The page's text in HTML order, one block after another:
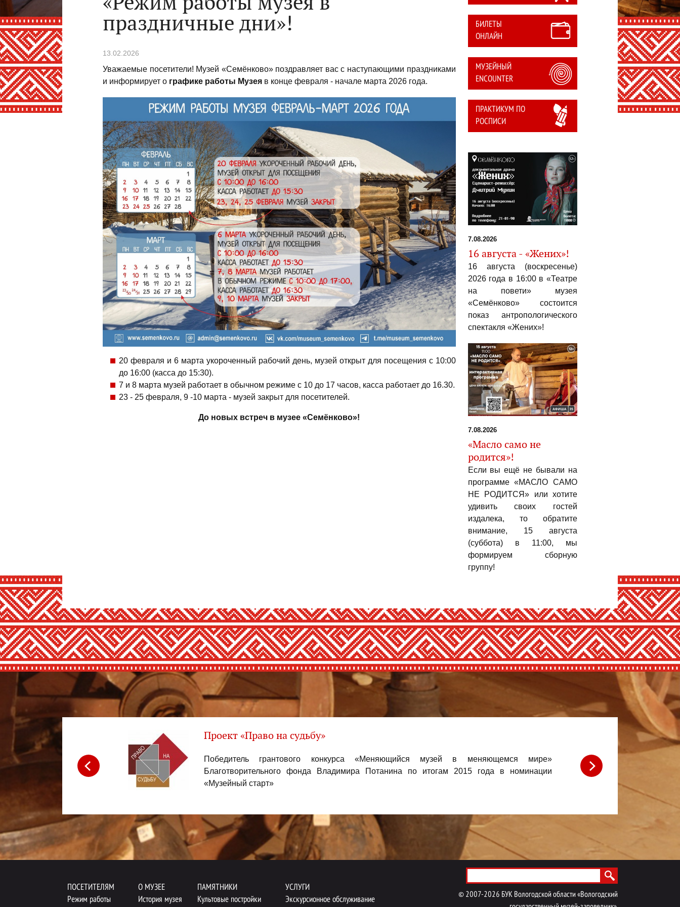
праздничные дни»!
13.02.2026
Уважаемые посетители! Музей «Семёнково» поздравляет вас с наступающими праздниками
и информирует о графике работы Музея в конце февраля - начале марта 2026 года.
20 февраля и 6 марта укороченный рабочий день, музей открыт для посещения с 10:00
до 16:00 (касса до 15:30).
7 и 8 марта музей работает в обычном режиме с 10 до 17 часов, касса работает до 16.30.
23 - 25 февраля, 9 -10 марта - музей закрыт для посетителей.
До новых встреч в музее «Семёнково»!
БИЛЕТЫ
ОНЛАЙН
МУЗЕЙНЫЙ
ENCOUNTER
ПРАКТИКУМ ПО
РОСПИСИ
7.08.2026
16 августа - «Жених»!
16 августа (воскресенье)
2026 года в 16:00 в «Театре
на повети» музея
«Семёнково» состоится
показ антропологического
спектакля «Жених»!
7.08.2026
«Масло само не
родится»!
Если вы ещё не бывали на
программе «МАСЛО САМО
НЕ РОДИТСЯ» или хотите
удивить своих гостей
издалека, то обратите
внимание, 15 августа
(суббота) в 11:00, мы
формируем сборную
группу!
флагман», учреждённого
итогам XX Международного
(2018 год)
Проект «Право на судьбу»
Победитель грантового конкурса «Меняющийся музей в меняющемся мире»
Благотворительного фонда Владимира Потанина по итогам 2015 года в номинации
«Музейный старт»
Проект
Menu footer
ПОСЕТИТЕЛЯМ
Режим работы
О МУЗЕЕ
История музея
ПАМЯТНИКИ
Культовые постройки
УСЛУГИ
Экскурсионное обслуживание
©2007-2026 БУК Вологодской области «Вологодский